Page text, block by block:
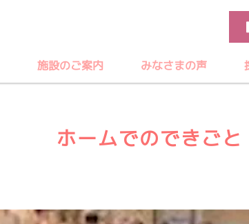
施設のご案内 みなさまの声
ホームでのできごと